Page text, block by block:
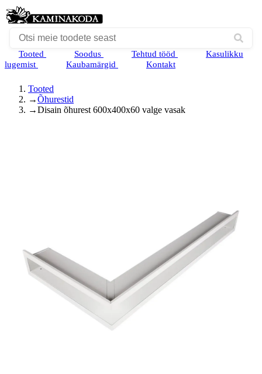
Tooted Soodus Tehtud tööd
Kasulikku
lugemist
Kaubamärgid Kontakt
Tooted
→Õhurestid
→Disain õhurest 600x400x60 valge vasak